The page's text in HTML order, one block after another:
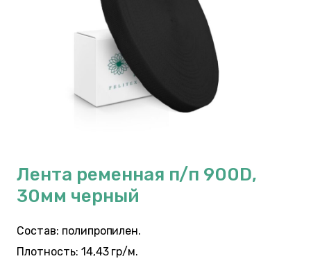
Лента ременная п/п 900D,
30мм черный
Состав: полипропилен.
Плотность: 14,43 гр/м.